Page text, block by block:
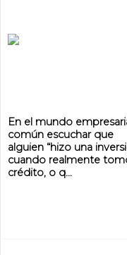
En el mundo
común escuchar que
alguien “hizo una
cuando realmente
crédito, o q...